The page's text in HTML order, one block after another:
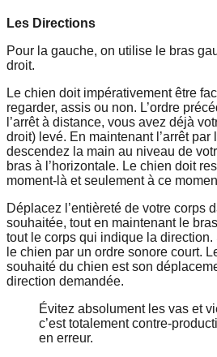
Les Directions
Pour la gauche, on utilise le bras
droit.
Le chien doit impérativement être
regarder, assis ou non. L’ordre
l’arrêt à distance, vous avez déjà
droit) levé. En maintenant l’arrêt par
descendez la main au niveau de
bras à l’horizontale. Le chien doit
moment-là et seulement à ce
Déplacez l’entièreté de votre corps
souhaitée, tout en maintenant le
tout le corps qui indique la
le chien par un ordre sonore court.
souhaité du chien est son
direction demandée.
Évitez absolument les vas et
c’est totalement contre-
en erreur.